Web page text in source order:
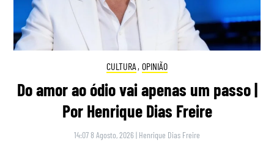
CULTURA , OPINIÃO
Do amor ao ódio vai apenas um passo |
Por Henrique Dias Freire
14:07 8 Agosto, 2026 | Henrique Dias Freire